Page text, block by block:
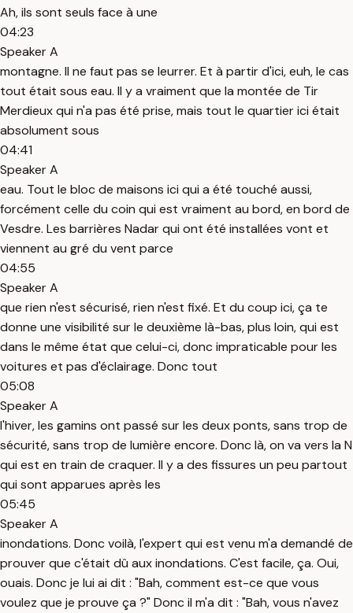
Ah, ils sont seuls face à une
04:23
Speaker A
montagne. Il ne faut pas se leurrer. Et à partir d'ici, euh, le cas
tout était sous eau. Il y a vraiment que la montée de Tir
Merdieux qui n'a pas été prise, mais tout le quartier ici était
absolument sous
04:41
Speaker A
eau. Tout le bloc de maisons ici qui a été touché aussi,
forcément celle du coin qui est vraiment au bord, en bord de
Vesdre. Les barrières Nadar qui ont été installées vont et
viennent au gré du vent parce
04:55
Speaker A
que rien n'est sécurisé, rien n'est fixé. Et du coup ici, ça te
donne une visibilité sur le deuxième là-bas, plus loin, qui est
dans le même état que celui-ci, donc impraticable pour les
voitures et pas d'éclairage. Donc tout
05:08
Speaker A
l'hiver, les gamins ont passé sur les deux ponts, sans trop de
sécurité, sans trop de lumière encore. Donc là, on va vers la N
qui est en train de craquer. Il y a des fissures un peu partout
qui sont apparues après les
05:45
Speaker A
inondations. Donc voilà, l'expert qui est venu m'a demandé de
prouver que c'était dû aux inondations. C'est facile, ça. Oui,
ouais. Donc je lui ai dit : "Bah, comment est-ce que vous
voulez que je prouve ça ?" Donc il m'a dit : "Bah, vous n'avez